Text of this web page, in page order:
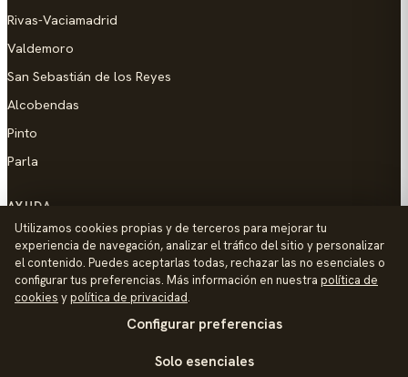
Rivas-Vaciamadrid
Valdemoro
San Sebastián de los Reyes
Alcobendas
Pinto
Parla
AYUDA
Añadir empresa
Contacto
Política de Privacidad
Utilizamos cookies propias y de terceros para mejorar tu
experiencia de navegación, analizar el tráfico del sitio y personalizar
el contenido. Puedes aceptarlas todas, rechazar las no esenciales o
configurar tus preferencias. Más información en nuestra política de
cookies ypolítica de privacidad.
Configurar preferencias
Solo esenciales